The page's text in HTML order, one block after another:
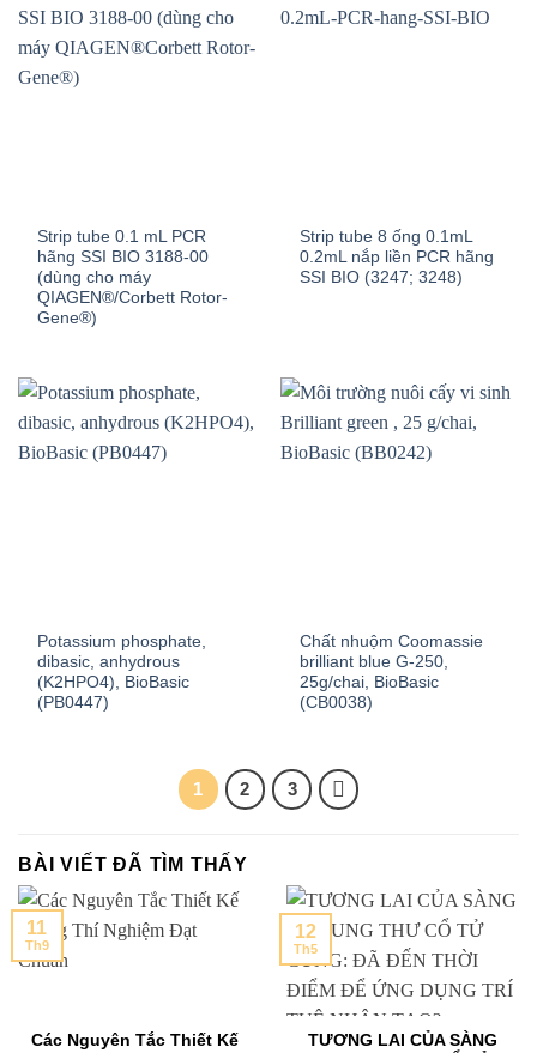
Strip tube 0.1 mL PCR
hãng SSI BIO 3188-00
(dùng cho máy
QIAGEN®/Corbett Rotor-
Gene®)
Strip tube 8 ống 0.1mL
0.2mL nắp liền PCR hãng
SSI BIO (3247; 3248)
Potassium phosphate,
dibasic, anhydrous
(K2HPO4), BioBasic
(PB0447)
Chất nhuộm Coomassie
brilliant blue G-250,
25g/chai, BioBasic
(CB0038)
1 2 3
BÀI VIẾT ĐÃ TÌM THẤY
Các Nguyên Tắc Thiết Kế
11
Th9
TƯƠNG LAI CỦA SÀNG
12
Th5